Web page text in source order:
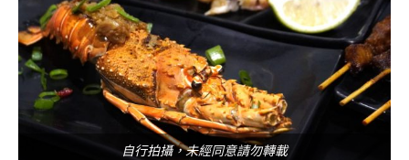
自行拍攝，未經同意請勿轉載